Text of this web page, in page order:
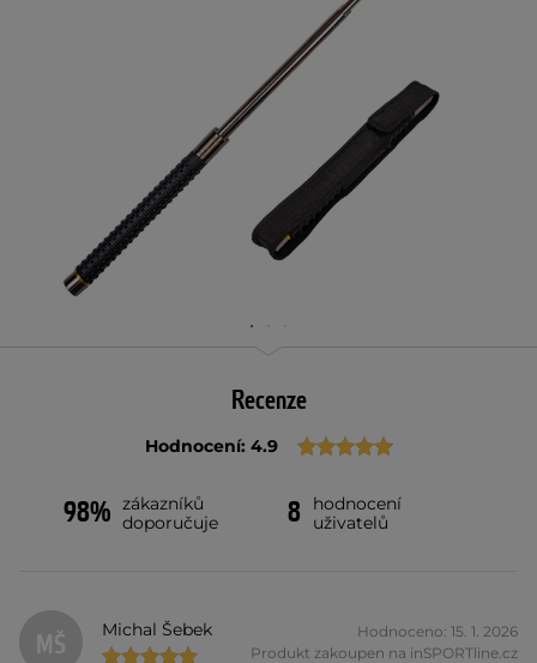
Recenze
Hodnocení: 4.9
98% zákazníků
doporučuje
8
hodnocení
uživatelů
MŠ Michal Šebek
Hodnoceno: 15. 1. 2026
Produkt zakoupen na inSPORTline.cz